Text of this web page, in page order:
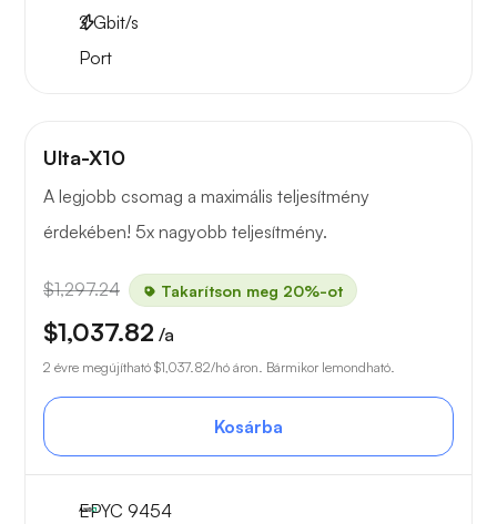
2Gbit/s
Port
Ulta-X10
A legjobb csomag a maximális teljesítmény
érdekében! 5x nagyobb teljesítmény.
$1,297.24 Takarítson meg 20%-ot
$1,037.82 /a
2 évre megújítható $1,037.82/hó áron. Bármikor lemondható.
Kosárba
EPYC 9454